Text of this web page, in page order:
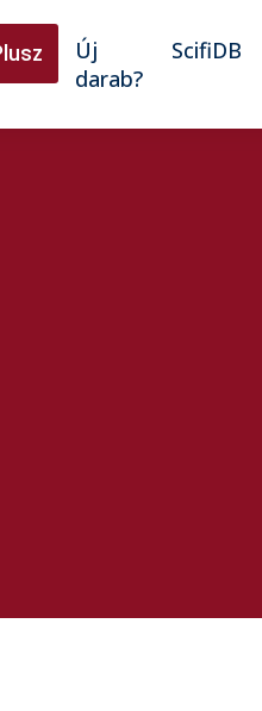
Új
darab?
ScifiDB